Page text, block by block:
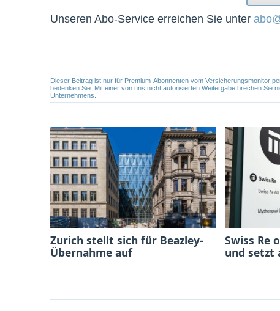
Unseren Abo-Service erreichen Sie unter
Dieser Beitrag ist nur für Premium-Abonnenten vom Versicherungsmonitor
bedenken Sie: Mit einer von uns nicht autorisierten Weitergabe brechen
Unternehmens.
Zurich stellt sich für Beazley-
Übernahme auf
Swiss Re
und setzt